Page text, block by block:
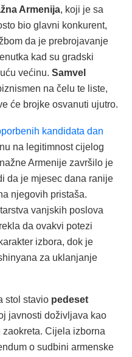
Armenija, koji je sa
bio glavni konkurent,
da je prebrojavanje
kad su gradski
većinu. Samvel
na čelu te liste,
će brojke osvanuti ujutro.
kandidata dan
na legitimnost cijelog
Armenije završilo je
da je mjesec dana ranije
njegovih pristaša.
vanjskih poslova
da ovakvi potezi
izbora, dok je
za uklanjanje
stol stavio pedeset
javnosti doživljava kao
Cijela izborna
o sudbini armenske